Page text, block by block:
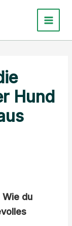
Main
Hund
du